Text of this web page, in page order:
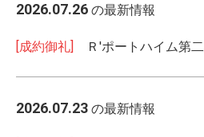
2026.07.26 の最新情報
[成約御礼] Ｒ'ポートハイム第
2026.07.23 の最新情報